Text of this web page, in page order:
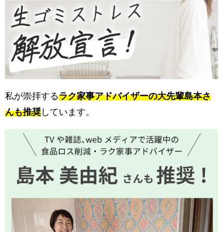
私が崇拝するラク家事アドバイザーの大先輩島本さ
んも推奨 しています。